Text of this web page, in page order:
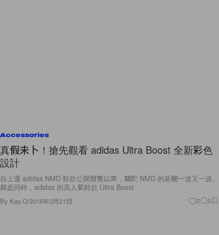
Accessories
真假未卜！搶先觀看 adidas Ultra Boost 全新彩色
設計
自上週 adidas NMD 鞋款公開發售以來，關於 NMD 的新聞一波又一波。
與此同時，adidas 的高人氣鞋款 Ultra Boost
By Kay.Q/2016年3月21日 2 0